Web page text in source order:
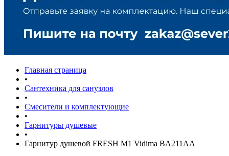
Главная страница
•
Сантехника для санузлов
•
Смесители и комплектующие
•
Гарнитуры душевые
•
Гарнитур душевой FRESH M1 Vidima BA211AA